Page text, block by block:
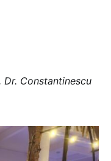
Constantinescu